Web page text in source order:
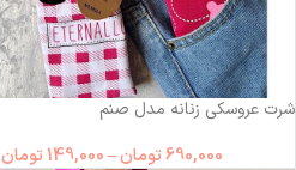
شرت عروسکی زنانه مدل صنم
690,000 تومان–
149,000 تومان